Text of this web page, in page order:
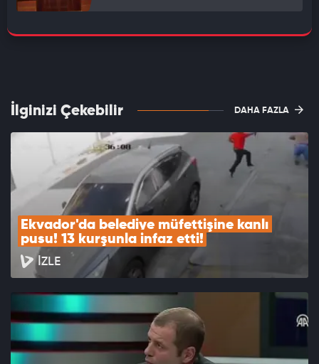
İlginizi Çekebilir DAHA FAZLA
Ekvador'da belediye müfettişine kanlı
pusu! 13 kurşunla infaz etti!
İZLE